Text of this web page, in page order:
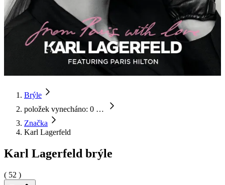
Brýle
položek vynecháno: 0 …
Značka
Karl Lagerfeld
Karl Lagerfeld brýle
( 52 )